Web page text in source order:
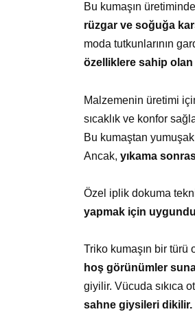
Bu kumaşın
rüzgar ve soğuğa
moda tutkunlarının
özelliklere sahip
Malzemenin üretimi
sıcaklık ve konfor
Bu kumaştan
Ancak, yıkama
Özel iplik dokuma
yapmak için
Triko kumaşın bir
hoş görünümler
giyilir. Vücuda sıkıca
sahne giysileri dikilir.